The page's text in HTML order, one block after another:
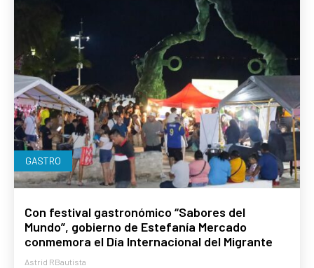
GASTRO
Con festival gastronómico “Sabores del
Mundo”, gobierno de Estefanía Mercado
conmemora el Día Internacional del Migrante
Astrid RBautista